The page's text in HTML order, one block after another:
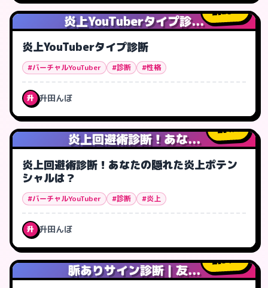
炎上YouTuberタイプ診...
28人
炎上YouTuberタイプ診断
#バーチャルYouTuber #診断 #性格
升 升田んぼ
炎上回避術診断！あな...
4人
炎上回避術診断！あなたの隠れた炎上ポテン
シャルは？
#バーチャルYouTuber #診断 #炎上
升 升田んぼ
脈ありサイン診断｜友...
54人